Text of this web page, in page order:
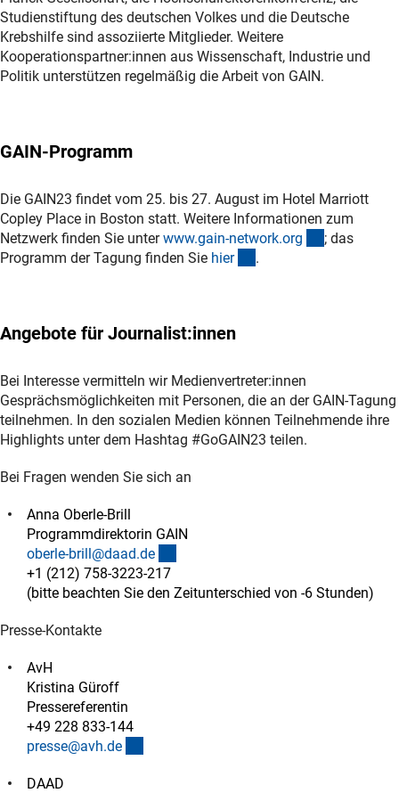
Studienstiftung des deutschen Volkes und die Deutsche
Krebshilfe sind assoziierte Mitglieder. Weitere
Kooperationspartner:innen aus Wissenschaft, Industrie und
Politik unterstützen regelmäßig die Arbeit von GAIN.
GAIN-Programm
Die GAIN23 findet vom 25. bis 27. August im Hotel Marriott
Copley Place in Boston statt. Weitere Informationen zum
Netzwerk finden Sie unterwww.gain-network.org (externer
; das
Programm der Tagung finden Sie hier .
Angebote für Journalist:innen
Bei Interesse vermitteln wir Medienvertreter:innen
Gesprächsmöglichkeiten mit Personen, die an der GAIN-Tagung
teilnehmen. In den sozialen Medien können Teilnehmende ihre
Highlights unter dem Hashtag #GoGAIN23 teilen.
Bei Fragen wenden Sie sich an
Anna Oberle-Brill
Programmdirektorin GAIN
oberle-brill@daad.de
+1 (212) 758-3223-217
(bitte beachten Sie den Zeitunterschied von -6 Stunden)
Presse-Kontakte
AvH
Kristina Güroff
Pressereferentin
+49 228 833-144
presse@avh.de
DAAD